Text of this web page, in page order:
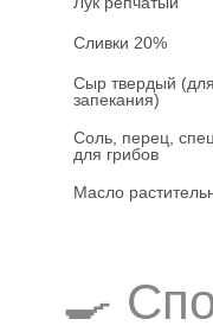
Сливки 20%
Сыр твердый (для
запекания)
Соль, перец,
для грибов
Масло
🍳